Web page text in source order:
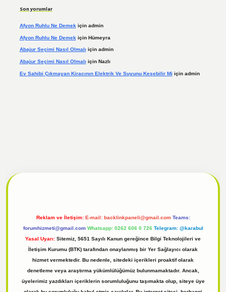
Son yorumlar
Afyon Ruhlu Ne Demek için admin
Afyon Ruhlu Ne Demek için Hümeyra
Abajur Seçimi Nasıl Olmalı için admin
Abajur Seçimi Nasıl Olmalı için Nazlı
Ev Sahibi Çıkmayan Kiracının Elektrik Ve Suyunu Kesebilir Mi için admin
Reklam ve İletişim: E-mail: backlinkpaneli@gmail.com Teams:
forumhizmeti@gmail.com Whatsapp: 0262 606 0 726 Telegram: @karabul
Yasal Uyarı: Sitemiz, 5651 Sayılı Kanun gereğince Bilgi Teknolojileri ve
İletişim Kurumu (BTK) tarafından onaylanmış bir Yer Sağlayıcı olarak
hizmet vermektedir. Bu nedenle, sitedeki içerikleri proaktif olarak
denetleme veya araştırma yükümlülüğümüz bulunmamaktadır. Ancak,
üyelerimiz yazdıkları içeriklerin sorumluluğunu taşımakta olup, siteye üye